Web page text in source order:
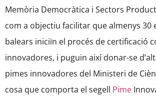
Memòria Democràtica i Sectors
com a objectiu facilitar que almenys 30
balears iniciïn el procés de certificació
innovadores, i puguin així donar-se
pimes innovadores del Ministeri de
cosa que comporta el segell Pime